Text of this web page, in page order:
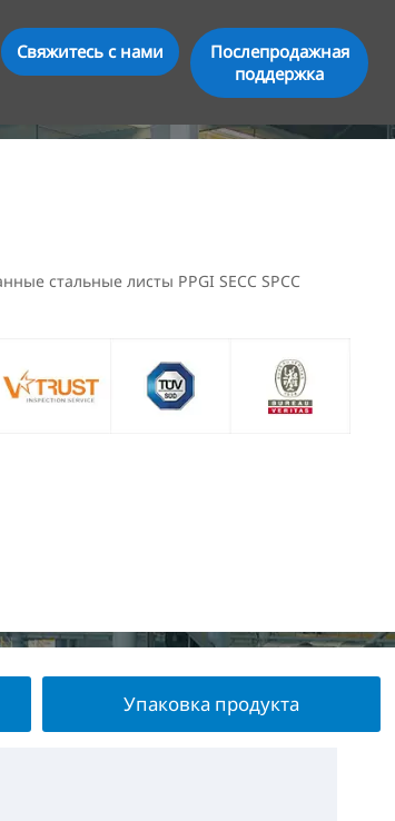
Свяжитесь с нами
Послепродажная
поддержка
стальные листы PPGI SECC SPCC
Упаковка продукта